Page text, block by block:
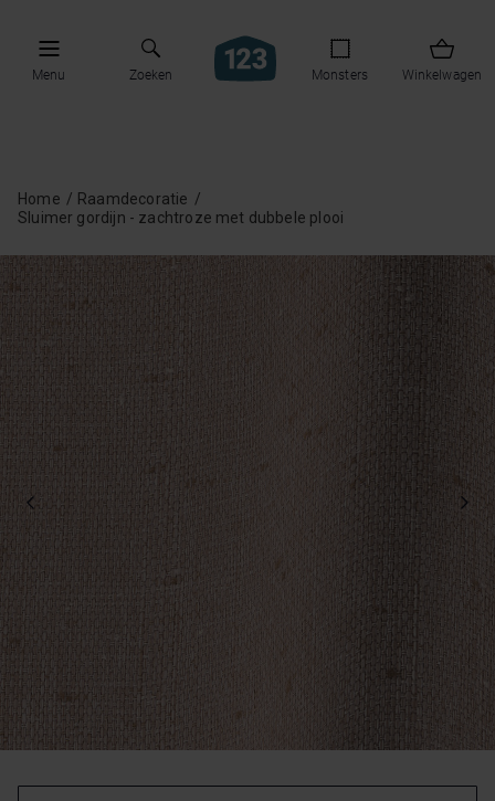
Menu Zoeken Monsters Winkelwagen
Home
Raamdecoratie
Sluimer gordijn - zachtroze met dubbele plooi